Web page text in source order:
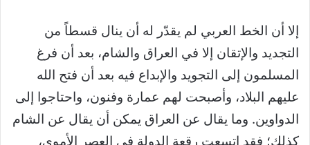
إلا أن الخط العربي لم يقدّر له أن ينال قسطاً من
التجديد والإتقان إلا في العراق والشام، بعد أن فرغ
المسلمون إلى التجويد والإبداع فيه بعد أن فتح الله
عليهم البلاد، وأصبحت لهم عمارة وفنون، واحتاجوا إلى
الدواوين. وما يقال عن العراق يمكن أن يقال عن الشام
كذلك؛ فقد اتسعت رقعة الدولة في العصر الأموي،